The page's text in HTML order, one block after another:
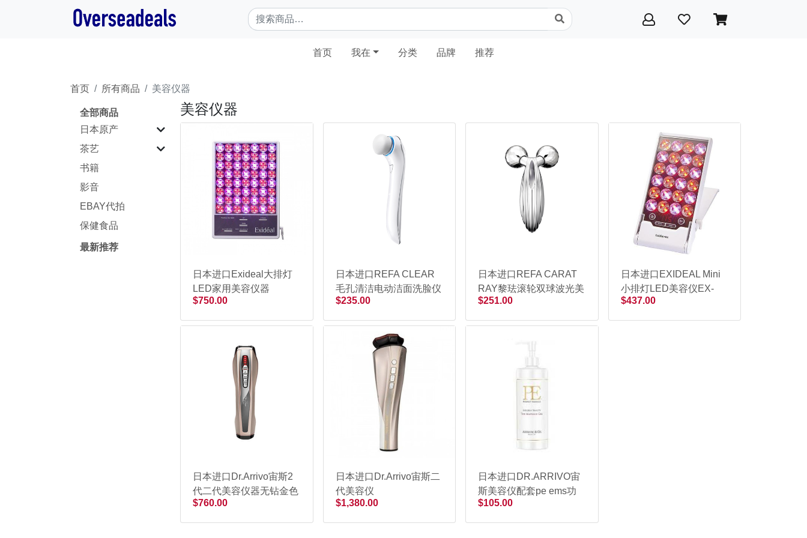
首页(current)
我在 分类 品牌 推荐
首页 所有商品 美容仪器
全部商品
日本原产
茶艺
书籍
影音
EBAY代拍
保健食品
最新推荐
美容仪器
日本进口Exideal大排灯
LED家用美容仪器
$750.00
日本进口REFA CLEAR
毛孔清洁电动洁面洗脸仪
$235.00
日本进口REFA CARAT
RAY黎珐滚轮双球波光美
容仪
$251.00
日本进口EXIDEAL Mini
小排灯LED美容仪EX-
120 白色
$437.00
日本进口Dr.Arrivo宙斯2
代二代美容仪器无钻金色
$760.00
日本进口Dr.Arrivo宙斯二
代美容仪
$1,380.00
日本进口DR.ARRIVO宙
斯美容仪配套pe ems功
能专用按摩啫喱精华液
$105.00